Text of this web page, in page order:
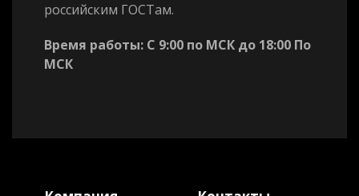
российским ГОСТам.
Время работы: С 9:00 по МСК до 18:00 По
МСК